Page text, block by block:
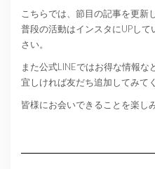
こちらでは、節目の記事を更新
普段の活動はインスタにUPし
さい。
また公式LINEではお得な情報な
宜しければ友だち追加してみて
皆様にお会いできることを楽し